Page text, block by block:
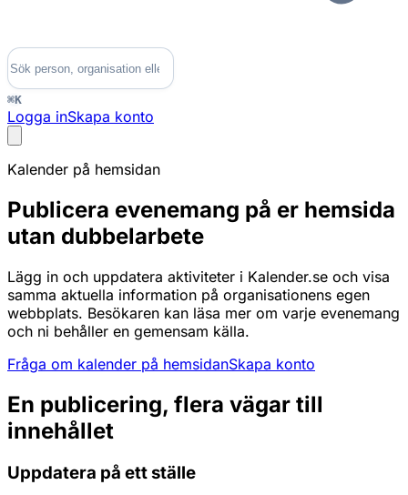
⌘K
Logga inSkapa konto
Kalender på hemsidan
Publicera evenemang på er hemsida
utan dubbelarbete
Lägg in och uppdatera aktiviteter i Kalender.se och visa
samma aktuella information på organisationens egen
webbplats. Besökaren kan läsa mer om varje evenemang
och ni behåller en gemensam källa.
Fråga om kalender på hemsidanSkapa konto
En publicering, flera vägar till
innehållet
Uppdatera på ett ställe